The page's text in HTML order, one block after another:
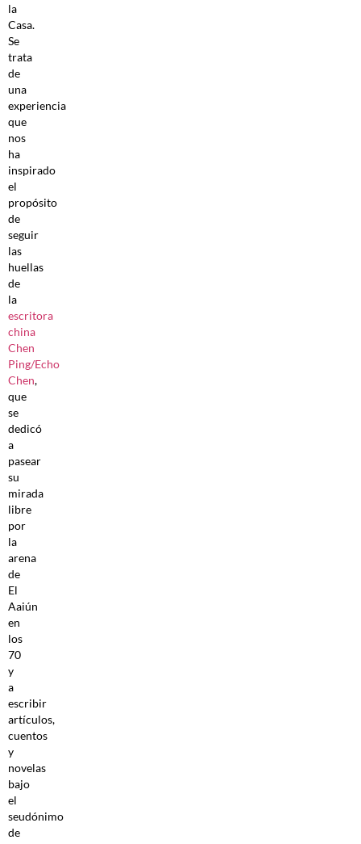
la
Casa.
Se
trata
de
una
experiencia
que
nos
ha
inspirado
el
propósito
de
seguir
las
huellas
de
la
escritora
china
Chen
Ping/Echo
Chen,
que
se
dedicó
a
pasear
su
mirada
libre
por
la
arena
de
El
Aaiún
en
los
70
y
a
escribir
artículos,
cuentos
y
novelas
bajo
el
seudónimo
de